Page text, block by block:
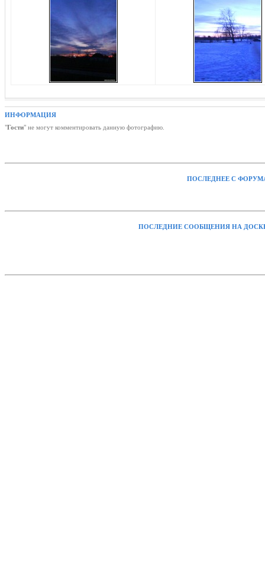
ИНФОРМАЦИЯ
"Гости" не могут комментировать данную фотографию.
ПОСЛЕДНЕЕ С
ПОСЛЕДНИЕ СООБЩЕНИЯ НА